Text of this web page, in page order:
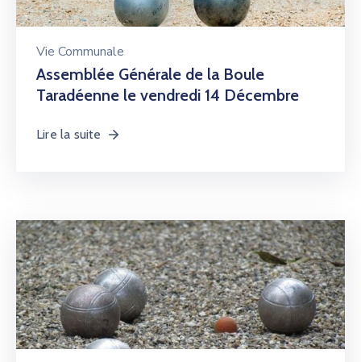
Vie Communale
Assemblée Générale de la Boule
Taradéenne le vendredi 14 Décembre
Lire la suite